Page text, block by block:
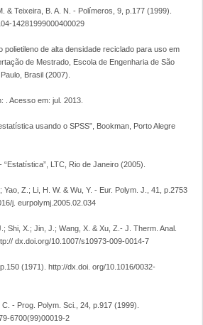
& Teixeira, B. A. N. - Polímeros, 9, p.177 (1999).
14281999000400029
polietileno de alta densidade reciclado para uso em
de Mestrado, Escola de Engenharia de São
Brasil (2007).
. Acesso em: jul. 2013.
usando o SPSS”, Bookman, Porto Alegre
LTC, Rio de Janeiro (2005).
Yao, Z.; Li, H. W. & Wu, Y. - Eur. Polym. J., 41, p.2753
j. eurpolymj.2005.02.034
Shi, X.; Jin, J.; Wang, X. & Xu, Z.- J. Therm. Anal.
dx.doi.org/10.1007/s10973-009-0014-7
(1971). http://dx.doi. org/10.1016/0032-
- Prog. Polym. Sci., 24, p.917 (1999).
6700(99)00019-2